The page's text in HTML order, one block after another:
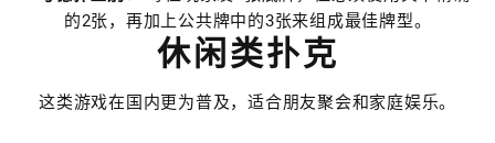
的2张，再加上公共牌中的3张来组成最佳牌型。
休闲类扑克
这类游戏在国内更为普及，适合朋友聚会和家庭娱乐。